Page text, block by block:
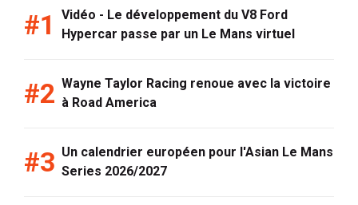
Vidéo - Le développement du V8 Ford
Hypercar passe par un Le Mans virtuel
Wayne Taylor Racing renoue avec la victoire
à Road America
Un calendrier européen pour l'Asian Le Mans
Series 2026/2027